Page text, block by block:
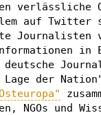
verlässliche
auf Twitter
Journalisten
in
deutsche
Lage der
NGOs und